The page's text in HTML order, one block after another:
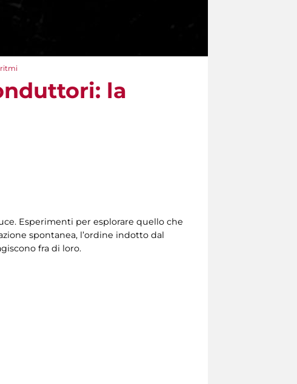
ritmi
la
Esperimenti per esplorare quello che
spontanea, l’ordine indotto dal
fra di loro.